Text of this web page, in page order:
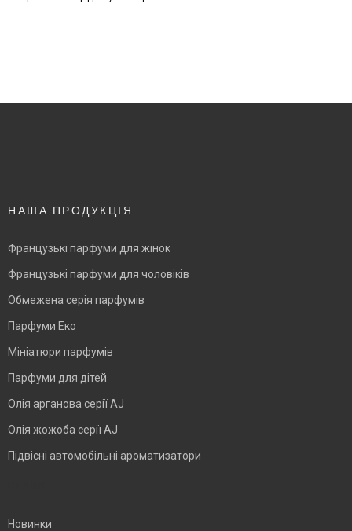
НАША ПРОДУКЦІЯ
Французькі парфуми для жінок
Французькі парфуми для чоловіків
Обмежена серія парфумів
Парфуми Еко
Мініатюри парфумів
Парфуми для дітей
Олія арганова серії AJ
Олія жожоба серії AJ
Підвісні автомобільні ароматизатори
Новинки